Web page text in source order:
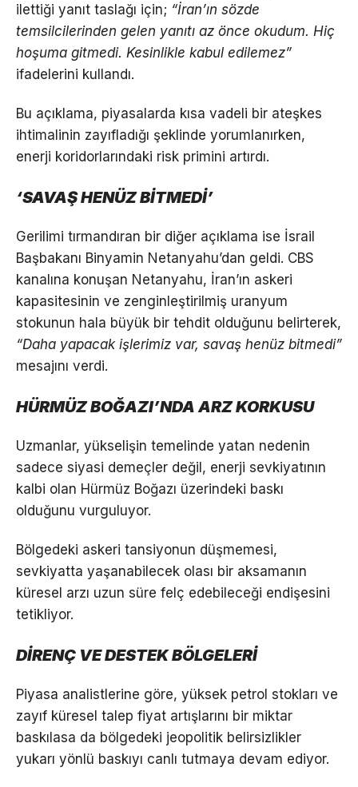
ilettiği yanıt taslağı için; “İran’ın sözde
temsilcilerinden gelen yanıtı az önce okudum. Hiç
hoşuma gitmedi. Kesinlikle kabul edilemez”
ifadelerini kullandı.
Bu açıklama, piyasalarda kısa vadeli bir ateşkes
ihtimalinin zayıfladığı şeklinde yorumlanırken,
enerji koridorlarındaki risk primini artırdı.
‘SAVAŞ HENÜZ BİTMEDİ’
Gerilimi tırmandıran bir diğer açıklama ise İsrail
Başbakanı Binyamin Netanyahu’dan geldi. CBS
kanalına konuşan Netanyahu, İran’ın askeri
kapasitesinin ve zenginleştirilmiş uranyum
stokunun hala büyük bir tehdit olduğunu belirterek,
“Daha yapacak işlerimiz var, savaş henüz bitmedi”
mesajını verdi.
HÜRMÜZ BOĞAZI’NDA ARZ KORKUSU
Uzmanlar, yükselişin temelinde yatan nedenin
sadece siyasi demeçler değil, enerji sevkiyatının
kalbi olan Hürmüz Boğazı üzerindeki baskı
olduğunu vurguluyor.
Bölgedeki askeri tansiyonun düşmemesi,
sevkiyatta yaşanabilecek olası bir aksamanın
küresel arzı uzun süre felç edebileceği endişesini
tetikliyor.
DİRENÇ VE DESTEK BÖLGELERİ
Piyasa analistlerine göre, yüksek petrol stokları ve
zayıf küresel talep fiyat artışlarını bir miktar
baskılasa da bölgedeki jeopolitik belirsizlikler
yukarı yönlü baskıyı canlı tutmaya devam ediyor.